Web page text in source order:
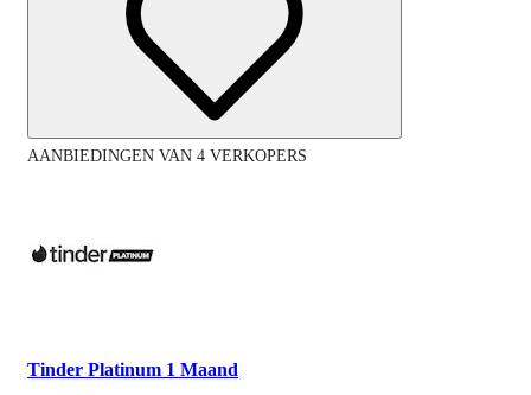
AANBIEDINGEN VAN 4 VERKOPERS
Tinder Platinum 1 Maand